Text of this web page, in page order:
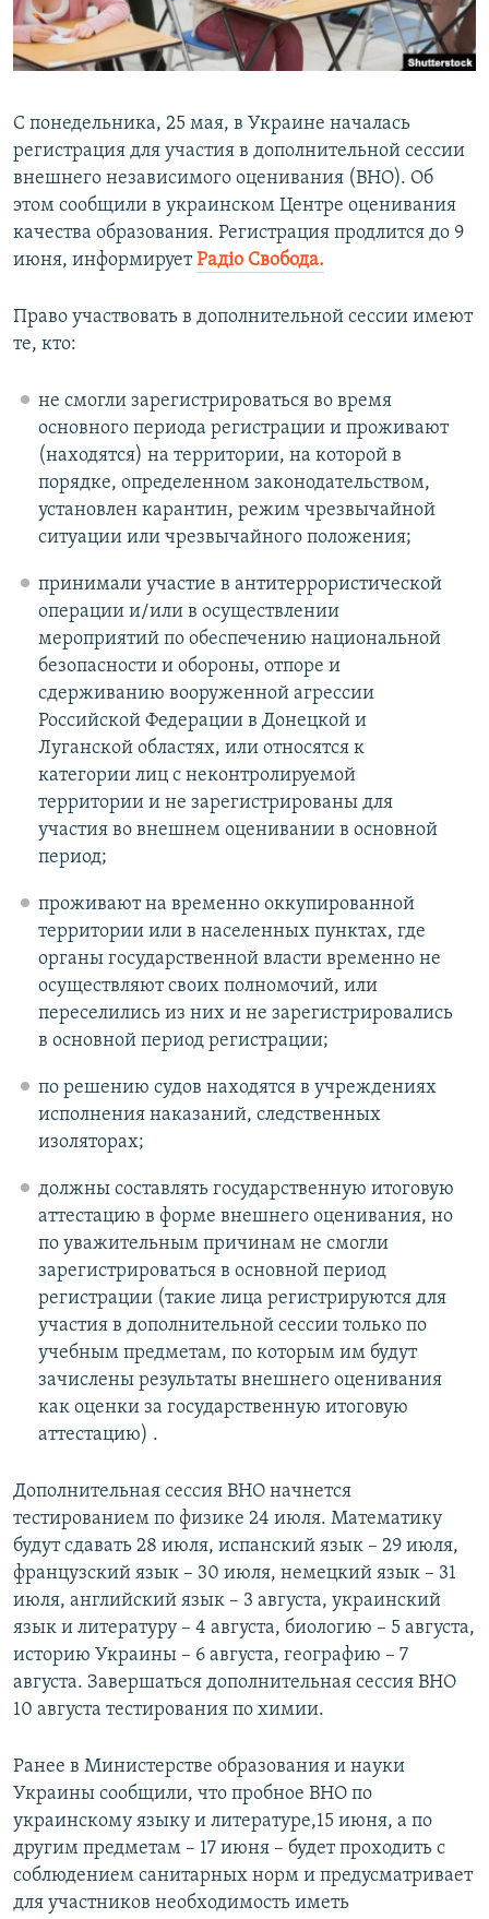
ПОБЕДИТЕЛЕЙ НЕ СУДЯТ?
КРЫМ.НЕПОКОРЕННЫЙ
ПРИСОЕДИНЯЙТЕСЬ!
Все сайты RFE/RL
С понедельника, 25 мая, в Украине началась
регистрация для участия в дополнительной сессии
внешнего независимого оценивания (ВНО). Об
этом сообщили в украинском Центре оценивания
качества образования. Регистрация продлится до 9
июня, информируетРадіо Свобода.
Право участвовать в дополнительной сессии имеют
те, кто:
не смогли зарегистрироваться во время
основного периода регистрации и проживают
(находятся) на территории, на которой в
порядке, определенном законодательством,
установлен карантин, режим чрезвычайной
ситуации или чрезвычайного положения;
принимали участие в антитеррористической
операции и/или в осуществлении
мероприятий по обеспечению национальной
безопасности и обороны, отпоре и
сдерживанию вооруженной агрессии
Российской Федерации в Донецкой и
Луганской областях, или относятся к
категории лиц с неконтролируемой
территории и не зарегистрированы для
участия во внешнем оценивании в основной
период;
проживают на временно оккупированной
территории или в населенных пунктах, где
органы государственной власти временно не
осуществляют своих полномочий, или
переселились из них и не зарегистрировались
в основной период регистрации;
по решению судов находятся в учреждениях
исполнения наказаний, следственных
изоляторах;
должны составлять государственную итоговую
аттестацию в форме внешнего оценивания, но
по уважительным причинам не смогли
зарегистрироваться в основной период
регистрации (такие лица регистрируются для
участия в дополнительной сессии только по
учебным предметам, по которым им будут
зачислены результаты внешнего оценивания
как оценки за государственную итоговую
аттестацию) .
Дополнительная сессия ВНО начнется
тестированием по физике 24 июля. Математику
будут сдавать 28 июля, испанский язык – 29 июля,
французский язык – 30 июля, немецкий язык – 31
июля, английский язык – 3 августа, украинский
язык и литературу – 4 августа, биологию – 5 августа,
историю Украины – 6 августа, географию – 7
августа. Завершаться дополнительная сессия ВНО
10 августа тестирования по химии.
Ранее в Министерстве образования и науки
Украины сообщили, что пробное ВНО по
украинскому языку и литературе,15 июня, а по
другим предметам – 17 июня – будет проходить с
соблюдением санитарных норм и предусматривает
для участников необходимость иметь